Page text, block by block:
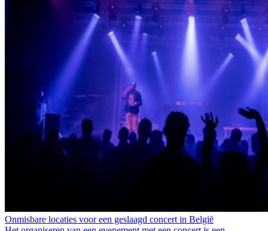
Onmisbare locaties voor een geslaagd concert in België